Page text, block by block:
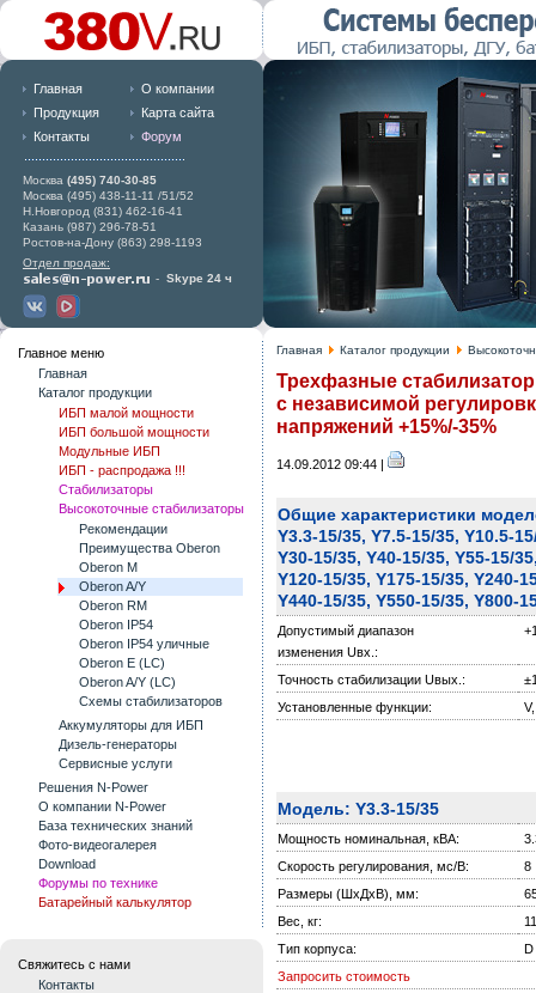
Главная
О компании
Продукция
Карта сайта
Контакты
Форум
Москва (495) 740-30-85
Москва (495) 438-11-11 /51/52
Н.Новгород (831) 462-16-41
Казань (987) 296-78-51
Ростов-на-Дону (863) 298-1193
Отдел продаж:
- Skype 24 ч
Главное меню
Главная
Каталог продукции
ИБП малой мощности
ИБП большой мощности
Модульные ИБП
ИБП - распродажа !!!
Стабилизаторы
Высокоточные стабилизаторы
Рекомендации
Преимущества Oberon
Oberon M
Oberon A/Y
Oberon RM
Oberon IP54
Oberon IP54 уличные
Oberon E (LC)
Oberon A/Y (LC)
Схемы стабилизаторов
Аккумуляторы для ИБП
Дизель-генераторы
Сервисные услуги
Решения N-Power
О компании N-Power
База технических знаний
Фото-видеогалерея
Download
Форумы по технике
Батарейный калькулятор
Свяжитесь с нами
Контакты
Главная Каталог продукции
Трехфазные
с независимой
напряжений +15%/-35%
14.09.2012 09:44 |
Общие характеристики
Y3.3-15/35, Y7.5-15/35, Y10.5-
Y30-15/35, Y40-15/35, Y55-15/
Y120-15/35, Y175-15/35, Y240-
Y440-15/35, Y550-15/35, Y800-
Допустимый диапазон
изменения Uвх.:
Точность стабилизации Uвых.:
Установленные функции:
Модель: Y3.3-15/35
Мощность номинальная, кВА:
Скорость регулирования, мс/В:
8
Размеры (ШxДxВ), мм:
Вес, кг:
Тип корпуса:
D
Запросить стоимость